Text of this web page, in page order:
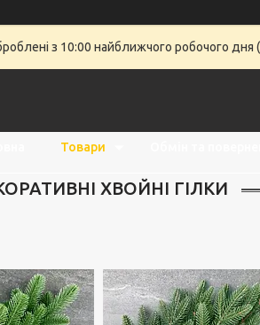
з 10:00 найближчого робочого дня
Товари
ХВОЙНІ ГІЛКИ